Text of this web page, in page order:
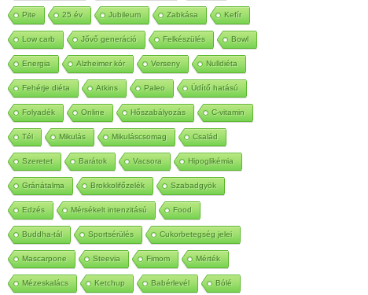
50g Szénhidrát Hónap gyümölcse Június
Pite 25 év Jubileum Zabkása Kefír
Low carb Jővő generáció Felkészülés Bowl
Energia Alzheimer kór Verseny Nulldiéta
Fehérje diéta Atkins Paleo Üdítő hatású
Folyadék Online Hőszabályozás C-vitamin
Tél Mikulás Mikuláscsomag Család
Szeretet Barátok Vacsora Hipoglikémia
Gránátalma Brokkolifőzelék Szabadgyök
Edzés Mérsékelt intenzitású Food
Buddha-tál Sportsérülés Cukorbetegség jelei
Mascarpone Steevia Fimom Mérték